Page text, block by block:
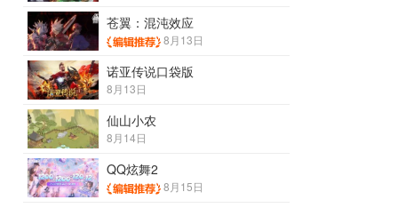
苍翼：混沌效应
8月13日
诺亚传说口袋版
8月13日
仙山小农
8月14日
QQ炫舞2
8月15日